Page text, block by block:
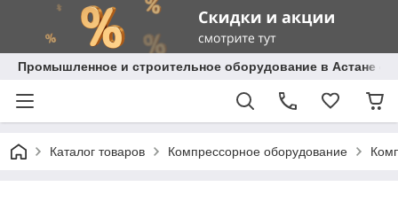
Промышленное и строительное оборудование в Астане с
Каталог товаров Компрессорное оборудование